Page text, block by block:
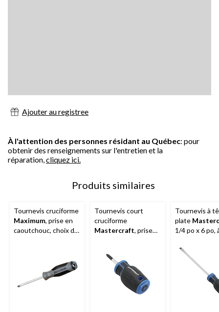
Ajouter au registree
À l'attention des personnes résidant au Québec: pour
obtenir des renseignements sur l'entretien et la
réparation,cliquez ici.
Produits similaires
Tournevis cruciforme
Maximum, prise en
caoutchouc, choix de
Tournevis court
cruciforme
Mastercraft, prise
Tournevis à
plate
1/4 po x 6 po,
caoutchouc